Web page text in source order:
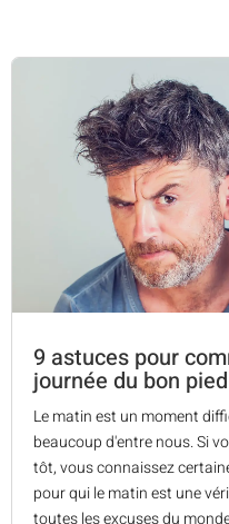
9 astuces pour
journée du bon pied
Le matin est un moment
beaucoup d'entre nous. Si
tôt, vous connaissez
pour qui le matin est une
toutes les excuses du